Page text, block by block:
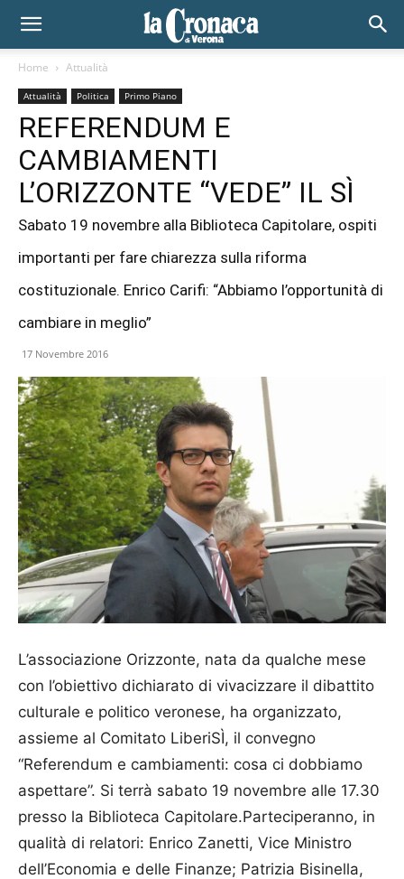
Home Attualità
Attualità Politica Primo Piano
REFERENDUM E
CAMBIAMENTI
L’ORIZZONTE “VEDE” IL SÌ
Sabato 19 novembre alla Biblioteca Capitolare, ospiti
importanti per fare chiarezza sulla riforma
costituzionale. Enrico Carifi: “Abbiamo l’opportunità di
cambiare in meglio”
17 Novembre 2016
L’associazione Orizzonte, nata da qualche mese
con l’obiettivo dichiarato di vivacizzare il di­battito
culturale e politico veronese, ha organizzato,
assieme al Comitato LiberiSÌ, il convegno
“Referen­dum e cambiamenti: co­sa ci dobbiamo
aspettare”. Si terrà sabato 19 novembre alle 17.30
presso la Biblioteca Capitolare.Parteciperanno, in
qualità di relatori: Enrico Zanetti, Vice Ministro
dell’Economia e delle Finanze; Patrizia Bisinella,